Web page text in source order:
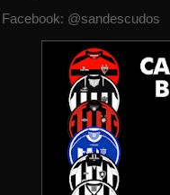
Facebook: @sandescudos